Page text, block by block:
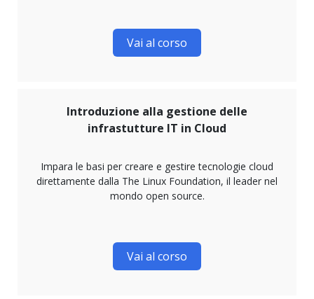
Vai al corso
Introduzione alla gestione delle
infrastutture IT in Cloud
Impara le basi per creare e gestire tecnologie cloud
direttamente dalla The Linux Foundation, il leader nel
mondo open source.
Vai al corso